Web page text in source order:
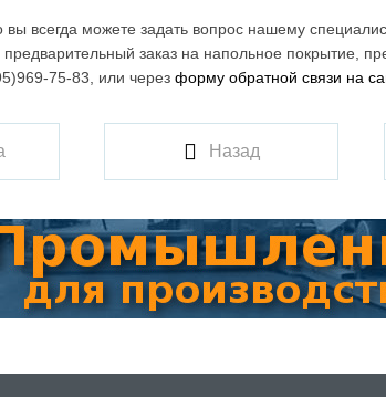
всегда можете задать вопрос нашему
заказ на напольное покрытие,
75-83, или через форму обратной связи на
Назад